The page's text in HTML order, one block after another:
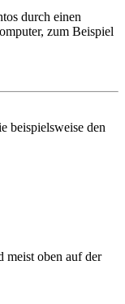
durch einen
zum Beispiel
beispielsweise den
meist oben auf der